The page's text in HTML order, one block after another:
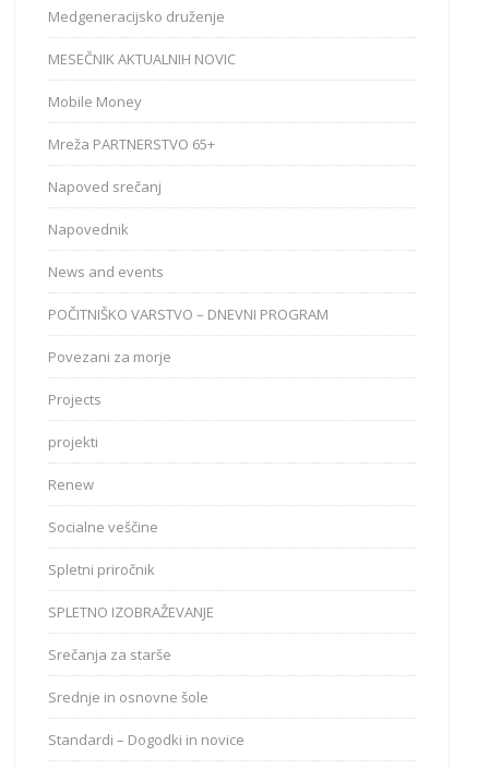
Medgeneracijsko druženje
MESEČNIK AKTUALNIH NOVIC
Mobile Money
Mreža PARTNERSTVO 65+
Napoved srečanj
Napovednik
News and events
POČITNIŠKO VARSTVO – DNEVNI PROGRAM
Povezani za morje
Projects
projekti
Renew
Socialne veščine
Spletni priročnik
SPLETNO IZOBRAŽEVANJE
Srečanja za starše
Srednje in osnovne šole
Standardi – Dogodki in novice